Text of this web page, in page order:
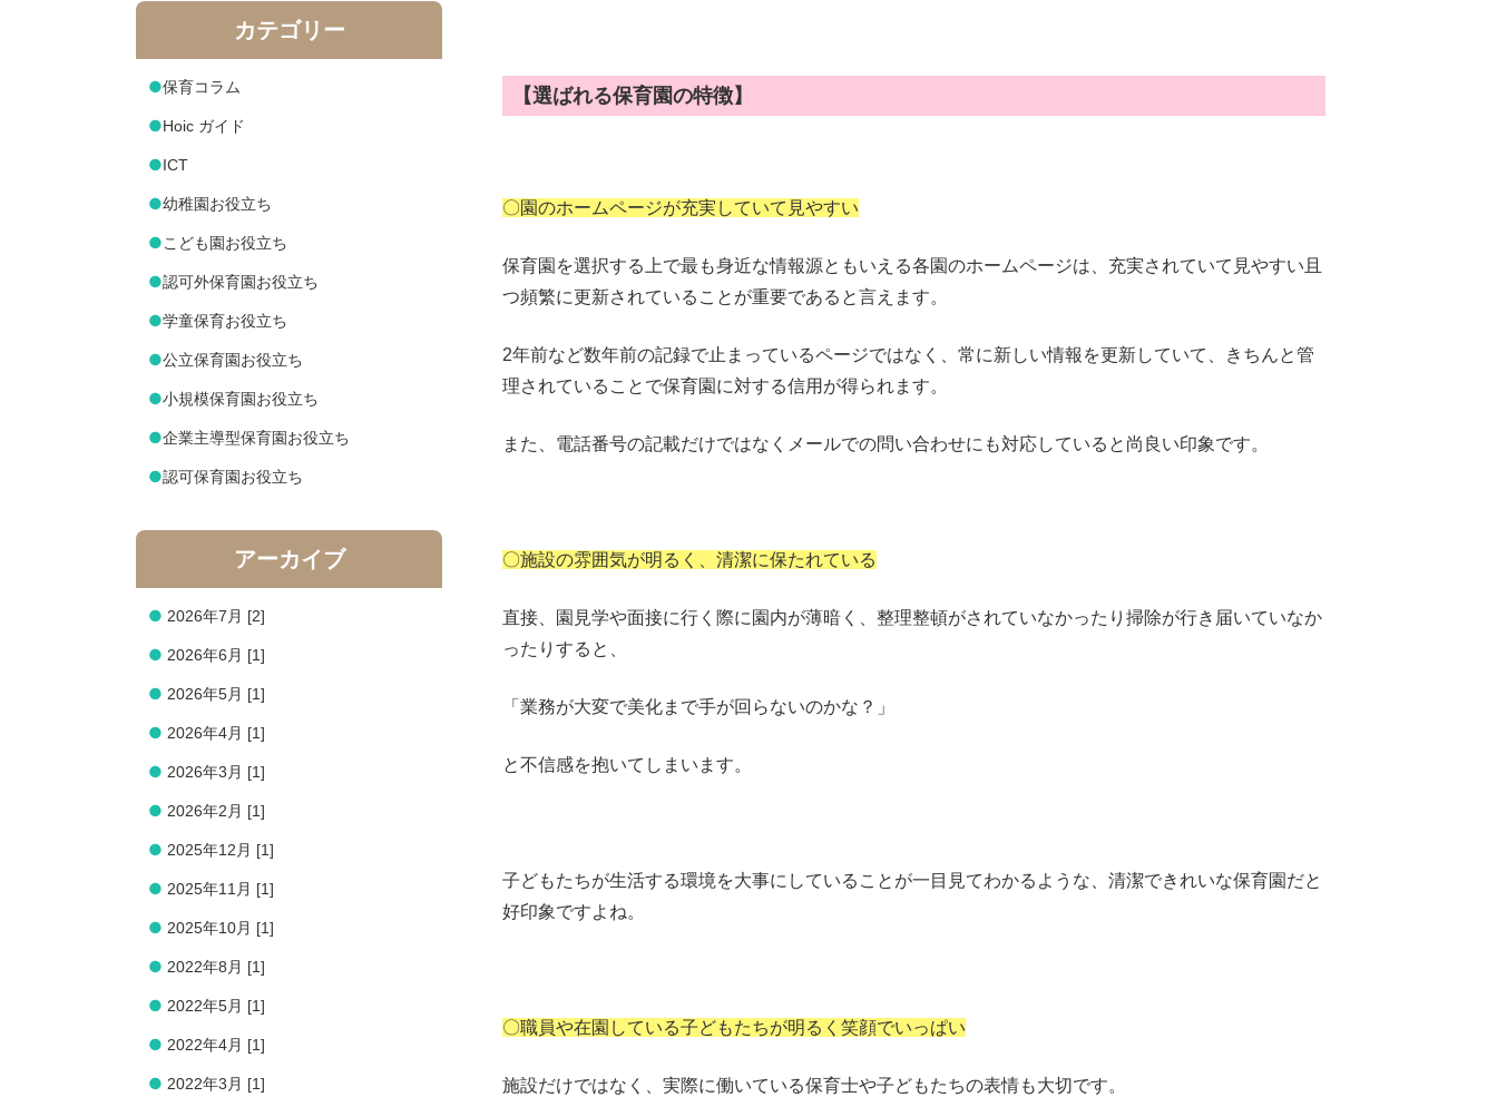
【選ばれる保育園の特徴】
〇園のホームページが充実していて見やすい
保育園を選択する上で最も身近な情報源ともいえる各園のホームページは、充実されていて見やすい且
つ頻繁に更新されていることが重要であると言えます。
2年前など数年前の記録で止まっているページではなく、常に新しい情報を更新していて、きちんと管
理されていることで保育園に対する信用が得られます。
また、電話番号の記載だけではなくメールでの問い合わせにも対応していると尚良い印象です。
〇施設の雰囲気が明るく、清潔に保たれている
直接、園見学や面接に行く際に園内が薄暗く、整理整頓がされていなかったり掃除が行き届いていなか
ったりすると、
「業務が大変で美化まで手が回らないのかな？」
と不信感を抱いてしまいます。
子どもたちが生活する環境を大事にしていることが一目見てわかるような、清潔できれいな保育園だと
好印象ですよね。
〇職員や在園している子どもたちが明るく笑顔でいっぱい
施設だけではなく、実際に働いている保育士や子どもたちの表情も大切です。
カテゴリー
●保育コラム
●Hoic ガイド
●ICT
●幼稚園お役立ち
●こども園お役立ち
●認可外保育園お役立ち
●学童保育お役立ち
●公立保育園お役立ち
●小規模保育園お役立ち
●企業主導型保育園お役立ち
●認可保育園お役立ち
アーカイブ
● 2026年7月 [2]
● 2026年6月 [1]
● 2026年5月 [1]
● 2026年4月 [1]
● 2026年3月 [1]
● 2026年2月 [1]
● 2025年12月 [1]
● 2025年11月 [1]
● 2025年10月 [1]
● 2022年8月 [1]
● 2022年5月 [1]
● 2022年4月 [1]
● 2022年3月 [1]